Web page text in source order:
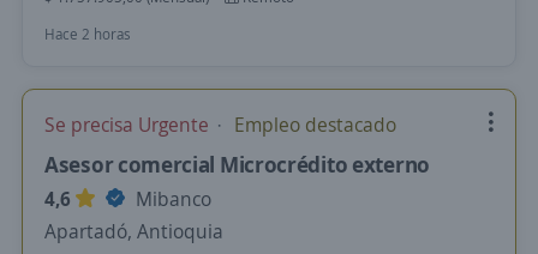
Hace 2 horas
Se precisa Urgente Empleo destacado
Asesor comercial Microcrédito externo
4,6
Mibanco
Apartadó, Antioquia